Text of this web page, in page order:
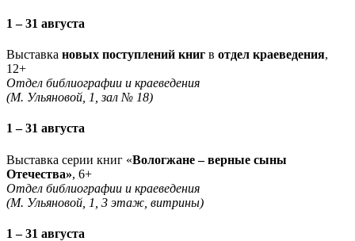
1 – 31 августа
Выставка новых поступлений книг в отдел краеведения,
12+
Отдел библиографии и краеведения
(М. Ульяновой, 1, зал № 18)
1 – 31 августа
Выставка серии книг «Вологжане – верные сыны
Отечества», 6+
Отдел библиографии и краеведения
(М. Ульяновой, 1, 3 этаж, витрины)
1 – 31 августа